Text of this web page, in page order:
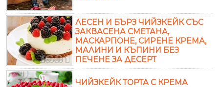
ЛЕСЕН И БЪРЗ ЧИЙЗКЕЙК СЪС
ЗАКВАСЕНА СМЕТАНА,
МАСКАРПОНЕ, СИРЕНЕ КРЕМА,
МАЛИНИ И КЪПИНИ БЕЗ
ПЕЧЕНЕ ЗА ДЕСЕРТ
ЧИЙЗКЕЙК ТОРТА С КРЕМА